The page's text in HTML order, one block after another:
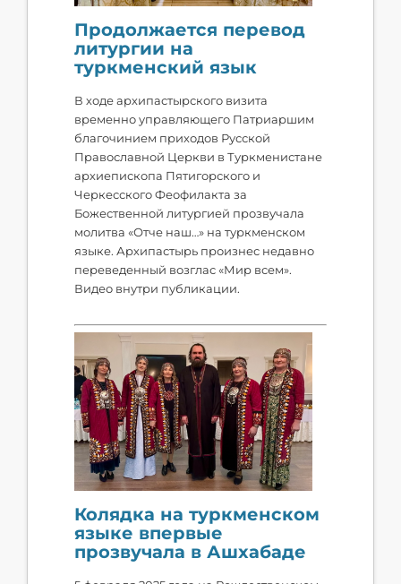
Продолжается перевод
литургии на
туркменский язык
В ходе архипастырского визита
временно управляющего Патриаршим
благочинием приходов Русской
Православной Церкви в Туркменистане
архиепископа Пятигорского и
Черкесского Феофилакта за
Божественной литургией прозвучала
молитва «Отче наш…» на туркменском
языке. Архипастырь произнес недавно
переведенный возглас «Мир всем».
Видео внутри публикации.
Колядка на туркменском
языке впервые
прозвучала в Ашхабаде